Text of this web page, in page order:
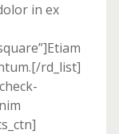
in ex
rd_list]